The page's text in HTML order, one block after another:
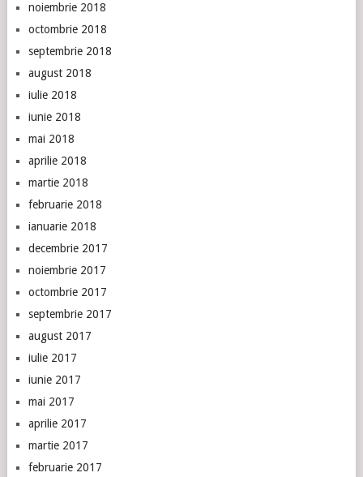
noiembrie 2018
octombrie 2018
septembrie 2018
august 2018
iulie 2018
iunie 2018
mai 2018
aprilie 2018
martie 2018
februarie 2018
ianuarie 2018
decembrie 2017
noiembrie 2017
octombrie 2017
septembrie 2017
august 2017
iulie 2017
iunie 2017
mai 2017
aprilie 2017
martie 2017
februarie 2017